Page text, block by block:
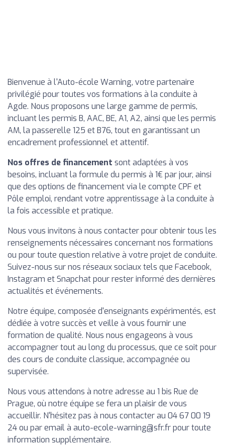
Bienvenue à l'Auto-école Warning, votre partenaire
privilégié pour toutes vos formations à la conduite à
Agde. Nous proposons une large gamme de permis,
incluant les permis B, AAC, BE, A1, A2, ainsi que les permis
AM, la passerelle 125 et B76, tout en garantissant un
encadrement professionnel et attentif.
Nos offres de financement sont adaptées à vos
besoins, incluant la formule du permis à 1€ par jour, ainsi
que des options de financement via le compte CPF et
Pôle emploi, rendant votre apprentissage à la conduite à
la fois accessible et pratique.
Nous vous invitons à nous contacter pour obtenir tous les
renseignements nécessaires concernant nos formations
ou pour toute question relative à votre projet de conduite.
Suivez-nous sur nos réseaux sociaux tels que Facebook,
Instagram et Snapchat pour rester informé des dernières
actualités et événements.
Notre équipe, composée d'enseignants expérimentés, est
dédiée à votre succès et veille à vous fournir une
formation de qualité. Nous nous engageons à vous
accompagner tout au long du processus, que ce soit pour
des cours de conduite classique, accompagnée ou
supervisée.
Nous vous attendons à notre adresse au 1 bis Rue de
Prague, où notre équipe se fera un plaisir de vous
accueillir. N'hésitez pas à nous contacter au 04 67 00 19
24 ou par email à auto-ecole-warning@sfr.frpour toute
information supplémentaire.